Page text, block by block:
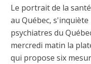
Le portrait de la
au Québec,
psychiatres du
mercredi matin la
qui propose six